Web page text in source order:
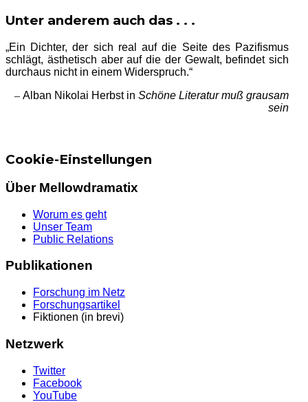
Unter anderem auch das . . .
„Ein Dichter, der sich real auf die Seite des Pazifismus
schlägt, ästhetisch aber auf die der Gewalt, befindet sich
durchaus nicht in einem Widerspruch.“
– Alban Nikolai Herbst in Schöne Literatur muß grausam
sein
Cookie-Einstellungen
Über Mellowdramatix
Worum es geht
Unser Team
Public Relations
Publikationen
Forschung im Netz
Forschungsartikel
Fiktionen (in brevi)
Netzwerk
Twitter
Facebook
YouTube